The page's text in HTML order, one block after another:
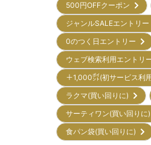
500円OFFクーポン
ジャンルSALEエントリ
0のつく日エントリー
ウェブ検索利用エント
＋1,000㌽(初サービス
ラクマ(買い回りに)
サーティワン(買い回り
食パン袋(買い回りに)